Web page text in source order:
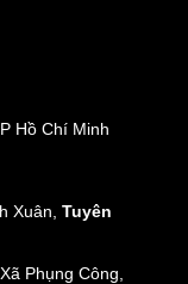
Hồ Chí Minh
Xuân, Tuyên
Phụng Công,